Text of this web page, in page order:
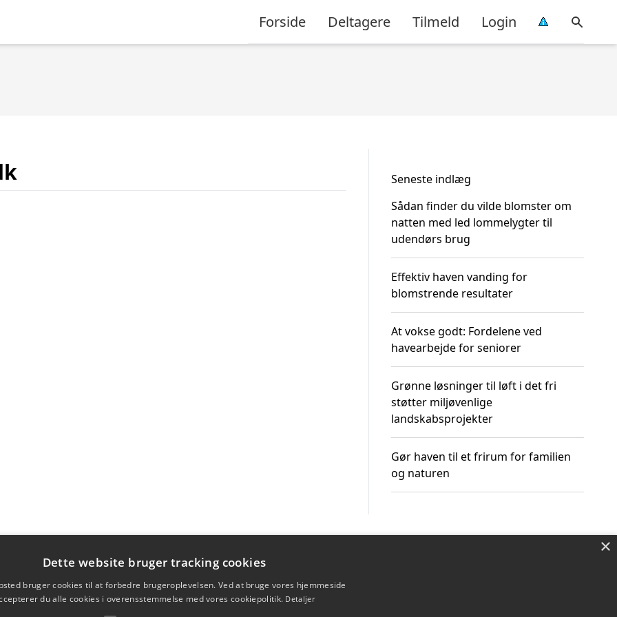
Forside Deltagere Tilmeld Login
Seneste indlæg
Sådan finder du vilde blomster om
natten med led lommelygter til
udendørs brug
Effektiv haven vanding for
blomstrende resultater
At vokse godt: Fordelene ved
havearbejde for seniorer
Grønne løsninger til løft i det fri
støtter miljøvenlige
landskabsprojekter
Gør haven til et frirum for familien
og naturen
×
Dette website bruger tracking cookies
bruger cookies til at forbedre brugeroplevelsen. Ved at bruge vores hjemmeside
du alle cookies i overensstemmelse med vores cookiepolitik. Detaljer